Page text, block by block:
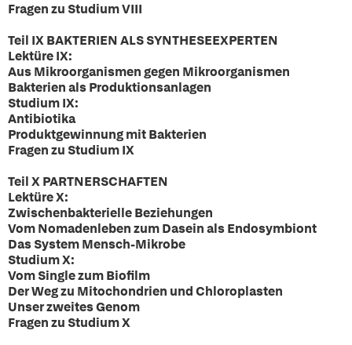
Fragen zu Studium VIII
Teil IX BAKTERIEN ALS SYNTHESEEXPERTEN
Lektüre IX:
Aus Mikroorganismen gegen Mikroorganismen
Bakterien als Produktionsanlagen
Studium IX:
Antibiotika
Produktgewinnung mit Bakterien
Fragen zu Studium IX
Teil X PARTNERSCHAFTEN
Lektüre X:
Zwischenbakterielle Beziehungen
Vom Nomadenleben zum Dasein als Endosymbiont
Das System Mensch-Mikrobe
Studium X:
Vom Single zum Biofilm
Der Weg zu Mitochondrien und Chloroplasten
Unser zweites Genom
Fragen zu Studium X